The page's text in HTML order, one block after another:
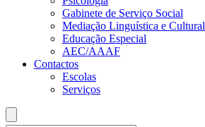
Gabinete de Serviço Social
Mediação Linguística e Cultural
Educação Especial
AEC/AAAF
Contactos
Escolas
Serviços